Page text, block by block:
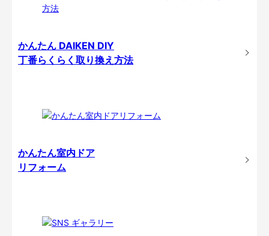
かんたん DAIKEN DIY
丁番らくらく取り換え方法
かんたん室内ドア
リフォーム